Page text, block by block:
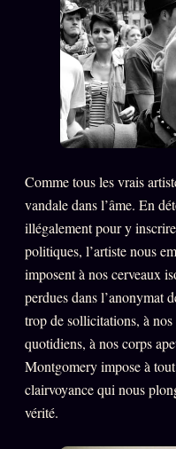
BRAQUAGE2021
SUSPECTE2022
Compte Suspendu
Les Limites2025
Le procès
ZS Bundle
Références
SOCIÉTÉ DES AMIS
L'Association
S'abonner GRATUIT
Cercle Privé
Comme tous les vrais
vandale dans l’âme. En
illégalement pour y
politiques, l’artiste nous
imposent à nos cerveaux
perdues dans l’anonymat
trop de sollicitations, à
quotidiens, à nos corps
Montgomery impose à
clairvoyance qui nous
vérité.